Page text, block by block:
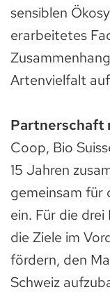
sensiblen
erarbeitetes
Artenvielfalt
Partnerschaft
Coop, Bio
15 Jahren
gemeinsam für
ein. Für die
die Ziele im
fördern, den
Schweiz